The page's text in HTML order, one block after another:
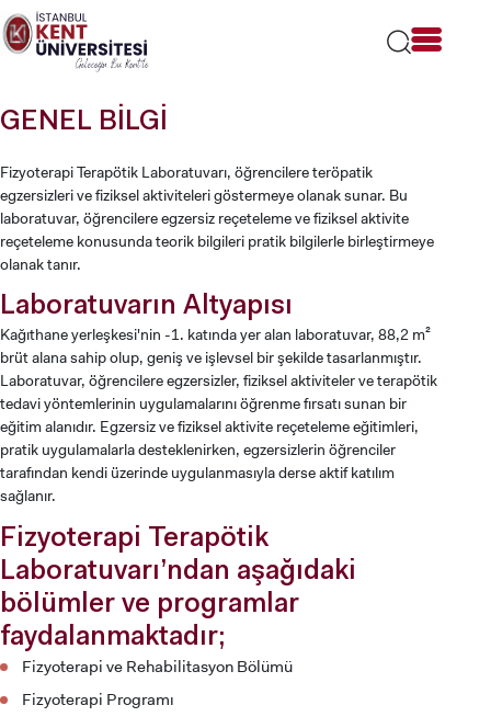
Lütfen
dikkat:
Bu
bir
sistemi
içerir.
GENEL BİLGİ
Fizyoterapi Terapötik Laboratuvarı, öğrencilere teröpatik
egzersizleri ve fiziksel aktiviteleri göstermeye olanak sunar. Bu
laboratuvar, öğrencilere egzersiz reçeteleme ve fiziksel aktivite
reçeteleme konusunda teorik bilgileri pratik bilgilerle birleştirmeye
olanak tanır.
Laboratuvarın Altyapısı
Kağıthane yerleşkesi'nin -1. katında yer alan laboratuvar, 88,2 m²
brüt alana sahip olup, geniş ve işlevsel bir şekilde tasarlanmıştır.
Laboratuvar, öğrencilere egzersizler, fiziksel aktiviteler ve terapötik
tedavi yöntemlerinin uygulamalarını öğrenme fırsatı sunan bir
eğitim alanıdır. Egzersiz ve fiziksel aktivite reçeteleme eğitimleri,
pratik uygulamalarla desteklenirken, egzersizlerin öğrenciler
tarafından kendi üzerinde uygulanmasıyla derse aktif katılım
sağlanır.
Fizyoterapi Terapötik
Laboratuvarı’ndan aşağıdaki
bölümler ve programlar
faydalanmaktadır;
Fizyoterapi ve Rehabilitasyon Bölümü
Fizyoterapi Programı